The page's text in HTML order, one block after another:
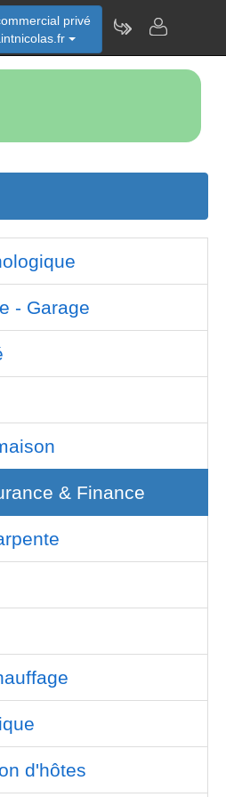
privé
- Garage
& Finance
d'hôtes